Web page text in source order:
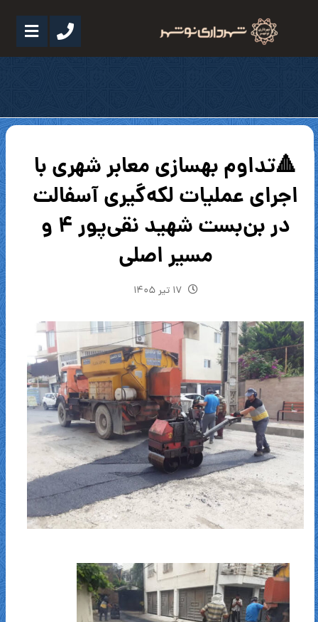
🔺تداوم بهسازی معابر شهری با
اجرای عملیات لکه‌گیری آسفالت
در بن‌بست شهید نقی‌پور ۴ و
مسیر اصلی
۱۷ تیر ۱۴۰۵